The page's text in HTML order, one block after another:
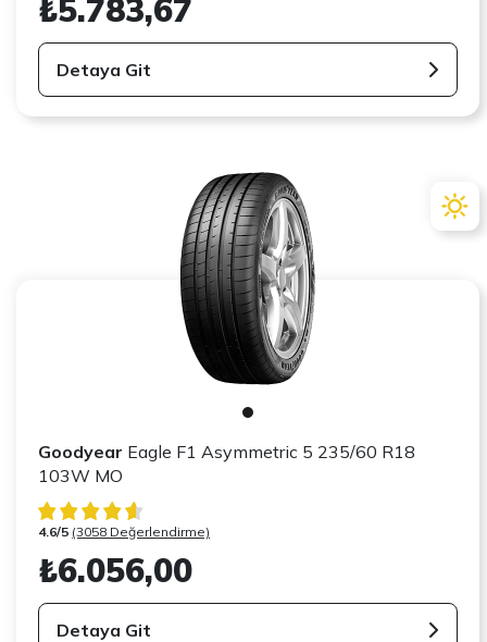
₺5.783,67
Detaya Git
Goodyear Eagle F1 Asymmetric 5 235/60 R18
103W MO
4.6/5 (3058 Değerlendirme)
₺6.056,00
Detaya Git